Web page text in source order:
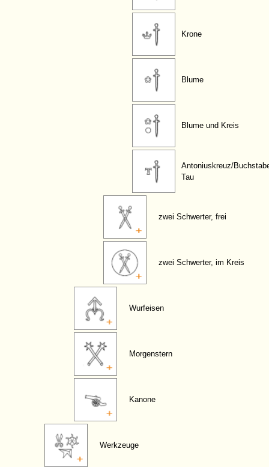
Krone
Blume
Blume und Kreis
Antoniuskreuz/
Tau
zwei Schwerter, frei
zwei Schwerter, im Kreis
Wurfeisen
Morgenstern
Kanone
Werkzeuge